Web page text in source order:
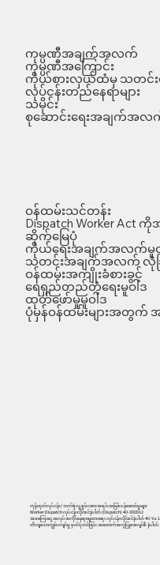
ကုမ္ပဏီအချက်အလက်
ကုမ္ပဏီအကြောင်း
ကိုယ်စားလှယ်ထံမှ သတင်း
လုပ်ငန်းတည်နေရာများ
သမိုင်း
စုဆောင်းရေးအချက်အလ
ဝန်ထမ်းသင်တန်း
Dispatch Worker Act
ဆိုက်မြေပုံ
ကိုယ်ရေးအချက်အလက်မူဝ
သတင်းအချက်အလက် လုံခြုံ
ဝန်ထမ်းအကျိုးခံစားခွင့်
ရေရှည်တည်တံ့ရေးမူဝါဒ
ထုတ်ဖော်မှုမူဝါဒ
ပုံမှန်ဝန်ထမ်းများအတွက်
ကုန်ထုတ်လုပ်ငန်း/ ဘက်စုံလူ့စွမ်းအားအရင်းအမြစ်ဝန်ဆောင်မှုများ
Worker Dispatch လုပ်ငန်းလိုင်စင်နံပါတ် (Dispatch) 40-300912
အခကြေးငွေ အလုပ်အကိုင်နေရာချထားရေး လုပ်ငန်းလိုင်စင်နံပါတ် 40-Yu-
တိကျသောကျွမ်းကျင်မှု မှတ်ပုံတင်ခြင်း အထောက်အကူပြုအေဂျင်စီ နံပါတ်